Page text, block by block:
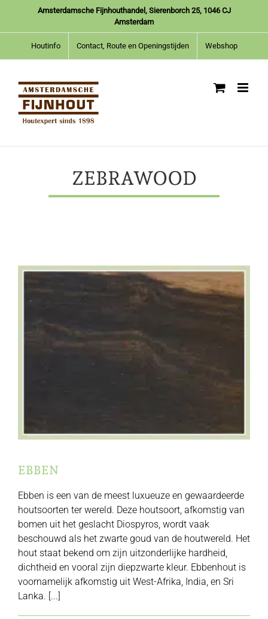
inhoud
Amsterdamsche Fijnhouthandel, Sierenborch 25, 1046 CJ
Amsterdam
Houtinfo Contact, Route en Openingstijden Webshop
ZEBRAWOOD
EBBEN
Ebben is een van de meest luxueuze en gewaardeerde
houtsoorten ter wereld. Deze houtsoort, afkomstig van
bomen uit het geslacht Diospyros, wordt vaak
beschouwd als het zwarte goud van de houtwereld. Het
hout staat bekend om zijn uitzonderlijke hardheid,
dichtheid en vooral zijn diepzwarte kleur. Ebbenhout is
voornamelijk afkomstig uit West-Afrika, India, en Sri
Lanka. [...]